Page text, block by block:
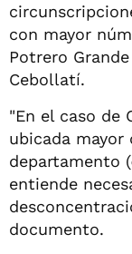
con mayor
Potrero
Cebollatí.
"En el caso de
ubicada
departamento (
entiende
documento.